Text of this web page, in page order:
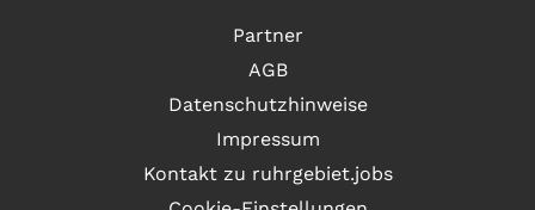
Partner
AGB
Datenschutzhinweise
Impressum
Kontakt zu ruhrgebiet.jobs